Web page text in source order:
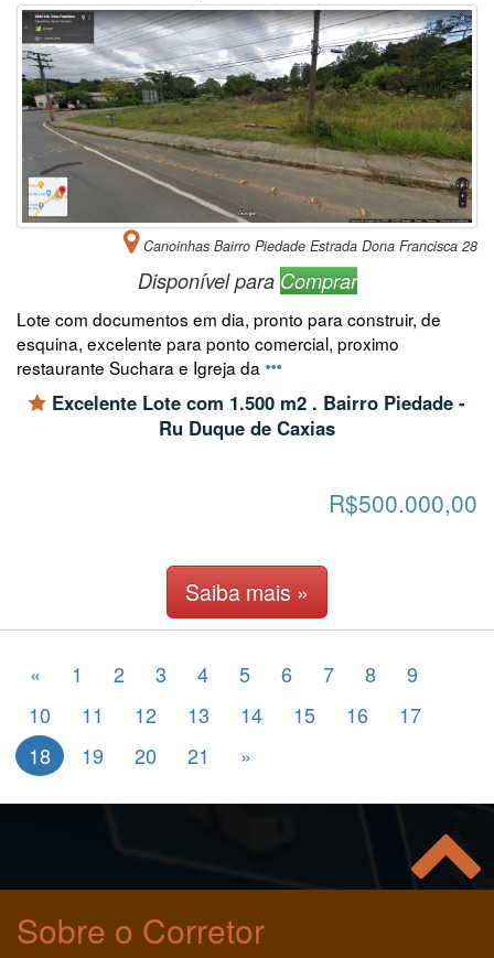
Canoinhas Bairro Piedade Estrada Dona Francisca 28
Disponível para Comprar
Lote com documentos em dia, pronto para construir, de
esquina, excelente para ponto comercial, proximo
restaurante Suchara e Igreja da
Excelente Lote com 1.500 m2 . Bairro Piedade -
Ru Duque de Caxias
R$500.000,00
Saiba mais »
« 1 2 3 4 5 6 7 8
9
10
11 12 13 14 15 16
17
18
19 20 21 »
Sobre o Corretor